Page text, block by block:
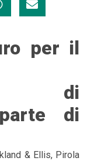
per il
di
di
& Ellis, Pirola